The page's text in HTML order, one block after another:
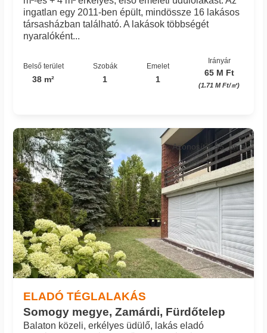
ingatlan egy 2011-ben épült, mindössze 16 lakásos
társasházban található. A lakások többségét
nyaralóként...
Belső terület
38 m²
Szobák
1
Emelet
1
Irányár
65 M Ft
(1.71 M Ft/㎡)
ELADÓ TÉGLALAKÁS
Somogy megye, Zamárdi, Fürdőtelep
Azonosító: 55_bma
Balaton közeli, erkélyes üdülő, lakás eladó